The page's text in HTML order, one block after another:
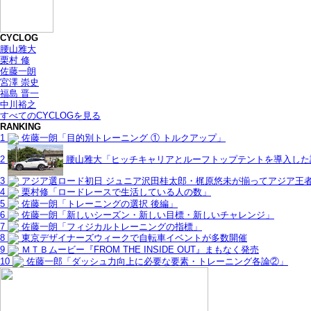
CYCLOG
腰山雅大
栗村 修
佐藤一朗
宮澤 崇史
福島 晋一
中川裕之
すべてのCYCLOGを見る
RANKING
1
佐藤一朗「目的別トレーニング ① トルクアップ」
2 腰山雅大「ヒッチキャリアとルーフトップテントを導入した
3
アジア選ロード初日 ジュニア沢田桂太郎・梶原悠未が揃ってアジア王
4
栗村修「ロードレースで生活している人の数」
5
佐藤一朗「トレーニングの選択 後編」
6
佐藤一朗「新しいシーズン・新しい目標・新しいチャレンジ」
7
佐藤一朗「フィジカルトレーニングの指標」
8
東京デザイナーズウィークで自転車イベントが多数開催
9
ＭＴＢムービー『FROM THE INSIDE OUT』まもなく発売
10
佐藤一郎「ダッシュ力向上に必要な要素・トレーニング各論②」